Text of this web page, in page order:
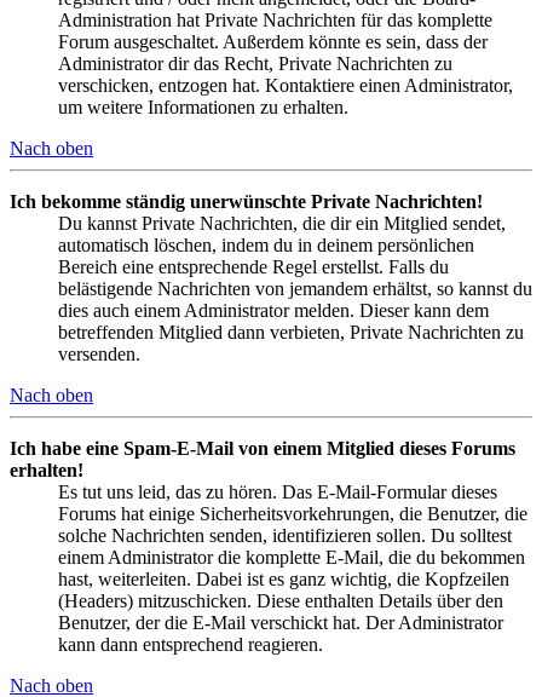
Administration hat Private Nachrichten für das komplette
Forum ausgeschaltet. Außerdem könnte es sein, dass der
Administrator dir das Recht, Private Nachrichten zu
verschicken, entzogen hat. Kontaktiere einen Administrator,
um weitere Informationen zu erhalten.
Nach oben
Ich bekomme ständig unerwünschte Private Nachrichten!
Du kannst Private Nachrichten, die dir ein Mitglied sendet,
automatisch löschen, indem du in deinem persönlichen
Bereich eine entsprechende Regel erstellst. Falls du
belästigende Nachrichten von jemandem erhältst, so kannst du
dies auch einem Administrator melden. Dieser kann dem
betreffenden Mitglied dann verbieten, Private Nachrichten zu
versenden.
Nach oben
Ich habe eine Spam-E-Mail von einem Mitglied dieses Forums
erhalten!
Es tut uns leid, das zu hören. Das E-Mail-Formular dieses
Forums hat einige Sicherheitsvorkehrungen, die Benutzer, die
solche Nachrichten senden, identifizieren sollen. Du solltest
einem Administrator die komplette E-Mail, die du bekommen
hast, weiterleiten. Dabei ist es ganz wichtig, die Kopfzeilen
(Headers) mitzuschicken. Diese enthalten Details über den
Benutzer, der die E-Mail verschickt hat. Der Administrator
kann dann entsprechend reagieren.
Nach oben